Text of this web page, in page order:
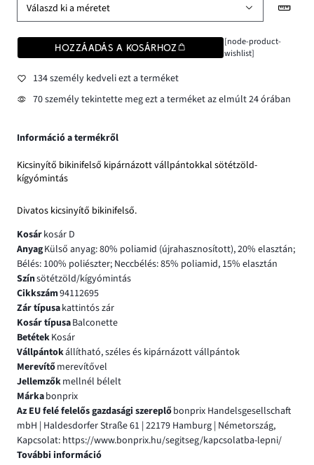
Válaszd ki a méretet
HOZZÁADÁS A KOSÁRHOZ
[node-product-
wishlist]
134 személy kedveli ezt a terméket
70 személy tekintette meg ezt a terméket az elmúlt 24 órában
Információ a termékről
Kicsinyítő bikinifelső kipárnázott vállpántokkal sötétzöld-
kígyómintás
Divatos kicsinyítő bikinifelső.
Kosárkosár D
AnyagKülső anyag: 80% poliamid (újrahasznosított), 20% elasztán;
Bélés: 100% poliészter; Neccbélés: 85% poliamid, 15% elasztán
Színsötétzöld/kígyómintás
Cikkszám94112695
Zár típusakattintós zár
Kosár típusaBalconette
BetétekKosár
Vállpántokállítható, széles és kipárnázott vállpántok
Merevítőmerevítővel
Jellemzőkmellnél bélelt
Márkabonprix
Az EU felé felelős gazdasági szereplőbonprix Handelsgesellschaft
mbH | Haldesdorfer Straße 61 | 22179 Hamburg | Németország,
Kapcsolat: https://www.bonprix.hu/segitseg/kapcsolatba-lepni/
További információ